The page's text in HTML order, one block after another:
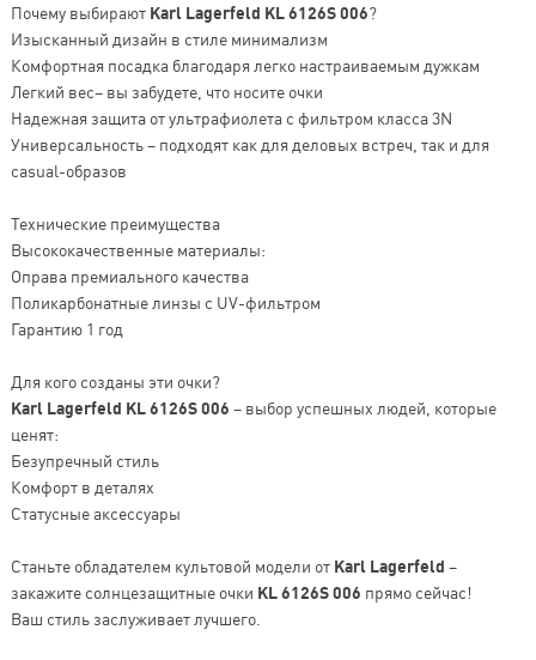
Почему выбирают Karl Lagerfeld KL 6126S 006?
Изысканный дизайн в стиле минимализм
Комфортная посадка благодаря легко настраиваемым дужкам
Легкий вес– вы забудете, что носите очки
Надежная защита от ультрафиолета с фильтром класса 3N
Универсальность – подходят как для деловых встреч, так и для
casual-образов
Технические преимущества
Высококачественные материалы:
Оправа премиального качества
Поликарбонатные линзы с UV-фильтром
Гарантию 1 год
Для кого созданы эти очки?
Karl Lagerfeld KL 6126S 006 – выбор успешных людей, которые
ценят:
Безупречный стиль
Комфорт в деталях
Статусные аксессуары
Станьте обладателем культовой модели от Karl Lagerfeld –
закажите солнцезащитные очки KL 6126S 006 прямо сейчас!
Ваш стиль заслуживает лучшего.